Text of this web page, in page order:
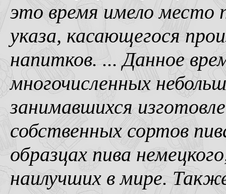
это время имело место
указа, касающегося
напитков. ... Данное
многочисленных
занимавшихся
собственных сортов
образцах пива
наилучших в мире.